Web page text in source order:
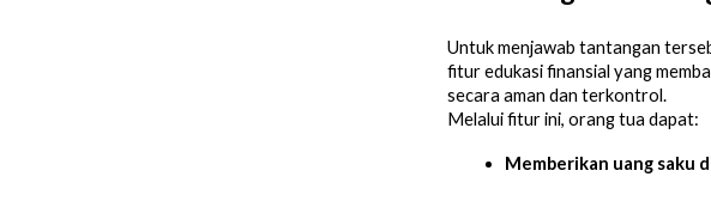
Untuk menjawab tantangan
fitur edukasi finansial yang
secara aman dan terkontrol.
Melalui fitur ini, orang tua dapat:
Memberikan uang saku